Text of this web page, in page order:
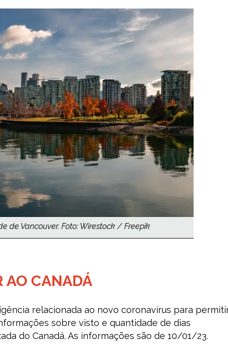
de Vancouver. Foto: Wirestock / Freepik
AO CANADÁ
relacionada ao novo coronavírus para
sobre visto e quantidade de dias
do Canadá. As informações são de 10/01/23.